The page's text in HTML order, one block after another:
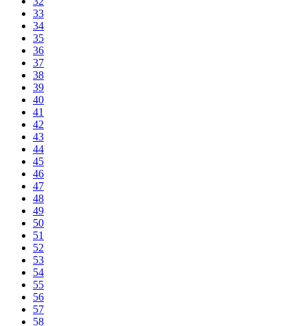
33
34
35
36
37
38
39
40
41
42
43
44
45
46
47
48
49
50
51
52
53
54
55
56
57
58